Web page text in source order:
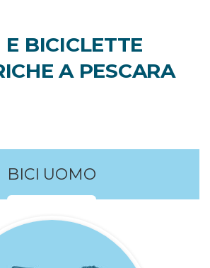
E BICICLETTE
A PESCARA
BICI UOMO